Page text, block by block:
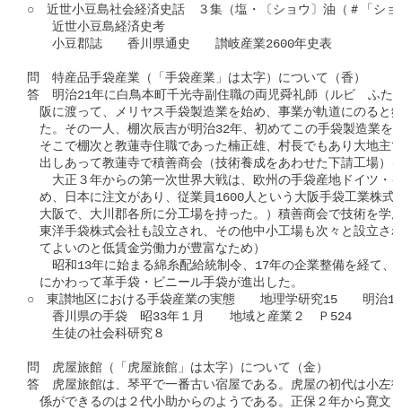
○　近世小豆島社会経済史話　３集（塩・〔ショウ〕油（＃「シ
近世小豆島経済史考
小豆郡誌　　香川県通史　　讃岐産業2600年史表
問　特産品手袋産業（「手袋産業」は太字）について（香）
答　明治21年に白鳥本町千光寺副住職の両児舜礼師（ルビ　ふた
阪に渡って、メリヤス手袋製造業を始め、事業が軌道にのると
た。その一人、棚次辰吉が明治32年、初めてこの手袋製造業を
そこで棚次と教蓮寺住職であった楠正雄、村長でもあり大地主
出しあって教蓮寺で積善商会（技術養成をあわせた下請工場）
大正３年からの第一次世界大戦は、欧州の手袋産地ドイツ・
め、日本に注文があり、従業員1600人という大阪手袋工業株式
大阪で、大川郡各所に分工場を持った。）積善商会で技術を学
東洋手袋株式会社も設立され、その他中小工場も次々と設立さ
てよいのと低賃金労働力が豊富なため）
昭和13年に始まる綿糸配給統制令、17年の企業整備を経て、
にかわって革手袋・ビニール手袋が進出した。
○　東讃地区における手袋産業の実態　　地理学研究15　　明治
香川県の手袋　昭33年１月　　地域と産業２　Ｐ524
生徒の社会科研究８
問　虎屋旅館（「虎屋旅館」は太字）について（金）
答　虎屋旅館は、琴平で一番古い宿屋である。虎屋の初代は小左
係ができるのは２代小助からのようである。正保２年から寛文